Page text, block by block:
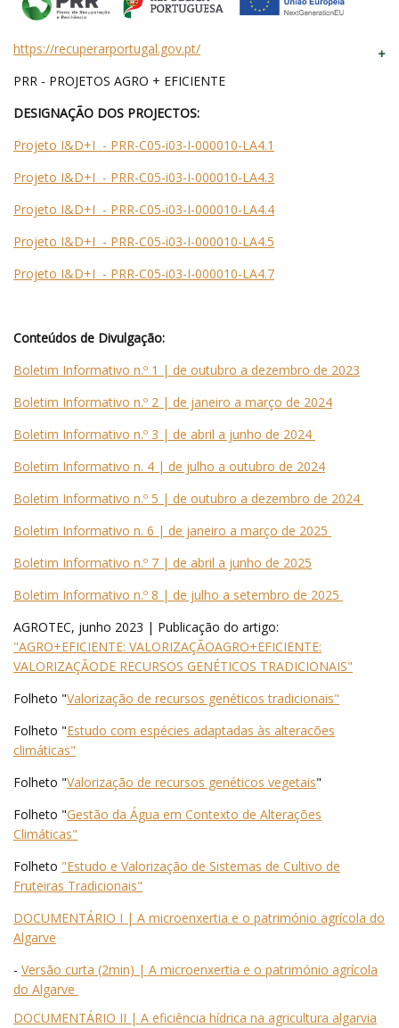
https://recuperarportugal.gov.pt/
PRR - PROJETOS AGRO + EFICIENTE
DESIGNAÇÃO DOS PROJECTOS:
Projeto I&D+I - PRR-C05-i03-I-000010-LA4.1
Projeto I&D+I - PRR-C05-i03-I-000010-LA4.3
Projeto I&D+I - PRR-C05-i03-I-000010-LA4.4
Projeto I&D+I - PRR-C05-i03-I-000010-LA4.5
Projeto I&D+I - PRR-C05-i03-I-000010-LA4.7
Conteúdos de Divulgação:
Boletim Informativo n.º 1 | de outubro a dezembro de 2023
Boletim Informativo n.º 2 | de janeiro a março de 2024
Boletim Informativo n.º 3 | de abril a junho de 2024
Boletim Informativo n. 4 | de julho a outubro de 2024
Boletim Informativo n.º 5 | de outubro a dezembro de 2024
Boletim Informativo n. 6 | de janeiro a março de 2025
Boletim Informativo n.º 7 | de abril a junho de 2025
Boletim Informativo n.º 8 | de julho a setembro de 2025
AGROTEC, junho 2023 | Publicação do artigo:
"AGRO+EFICIENTE: VALORIZAÇÃOAGRO+EFICIENTE:
VALORIZAÇÃODE RECURSOS GENÉTICOS TRADICIONAIS"
Folheto "Valorização de recursos genéticos tradicionais"
Folheto "Estudo com espécies adaptadas às alteracões
climáticas"
Folheto "Valorização de recursos genéticos vegetais"
Folheto "Gestão da Água em Contexto de Alterações
Climáticas"
Folheto "Estudo e Valorização de Sistemas de Cultivo de
Fruteiras Tradicionais"
DOCUMENTÁRIO I | A microenxertia e o património agrícola do
Algarve
- Versão curta (2min) | A microenxertia e o património agrícola
do Algarve
DOCUMENTÁRIO II | A eficiência hídrica na agricultura algarvia